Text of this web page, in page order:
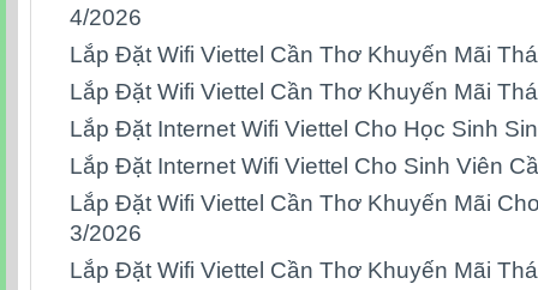
4/2026
Lắp Đặt Wifi Viettel Cần Thơ Khuyến Mãi
Lắp Đặt Wifi Viettel Cần Thơ Khuyến Mãi
Lắp Đặt Internet Wifi Viettel Cho Học Sinh
Lắp Đặt Internet Wifi Viettel Cho Sinh Viên
Lắp Đặt Wifi Viettel Cần Thơ Khuyến Mãi
3/2026
Lắp Đặt Wifi Viettel Cần Thơ Khuyến Mãi